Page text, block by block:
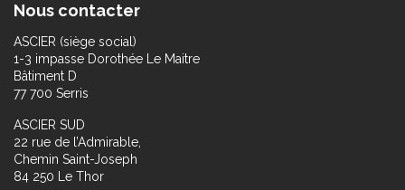
Nous contacter
ASCIER (siège social)
1-3 impasse Dorothée Le Maitre
Bâtiment D
77 700 Serris
ASCIER SUD
22 rue de l’Admirable,
Chemin Saint-Joseph
84 250 Le Thor